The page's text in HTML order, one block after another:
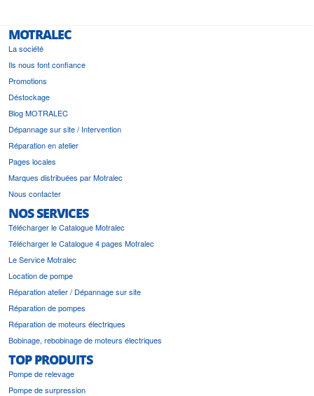
MOTRALEC
La société
Ils nous font confiance
Promotions
Déstockage
Blog MOTRALEC
Dépannage sur site / Intervention
Réparation en atelier
Pages locales
Marques distribuées par Motralec
Nous contacter
NOS SERVICES
Télécharger le Catalogue Motralec
Télécharger le Catalogue 4 pages Motralec
Le Service Motralec
Location de pompe
Réparation atelier / Dépannage sur site
Réparation de pompes
Réparation de moteurs électriques
Bobinage, rebobinage de moteurs électriques
TOP PRODUITS
Pompe de relevage
Pompe de surpression